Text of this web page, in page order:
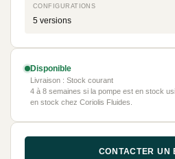
CONFIGURATIONS
5 versions
Disponible
Livraison : Stock courant
4 à 8 semaines si la pompe est en stock
en stock chez Coriolis Fluides.
CONTACTER UN